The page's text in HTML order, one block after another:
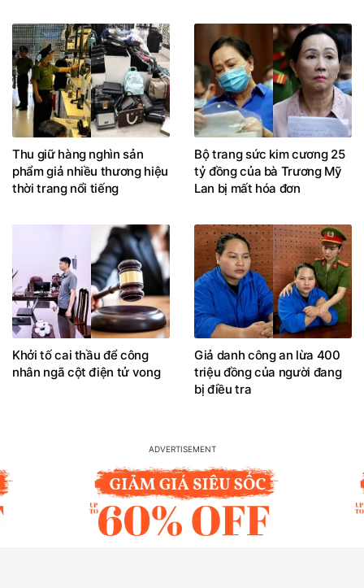
Thu giữ hàng nghìn sản
phẩm giả nhiều thương hiệu
thời trang nổi tiếng
Bộ trang sức kim cương 25
tỷ đồng của bà Trương Mỹ
Lan bị mất hóa đơn
Khởi tố cai thầu để công
nhân ngã cột điện tử vong
Giả danh công an lừa 400
triệu đồng của người đang
bị điều tra